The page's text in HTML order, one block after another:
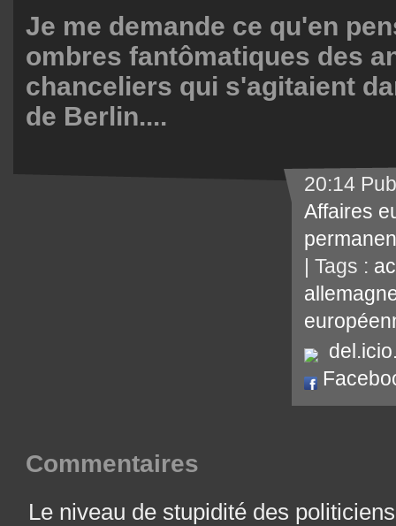
Je me demande ce qu'en
ombres fantômatiques des
chanceliers qui s'agitaient
de Berlin....
20:14
Affaires
| Tags :
Commentaires
Le niveau de stupidité des